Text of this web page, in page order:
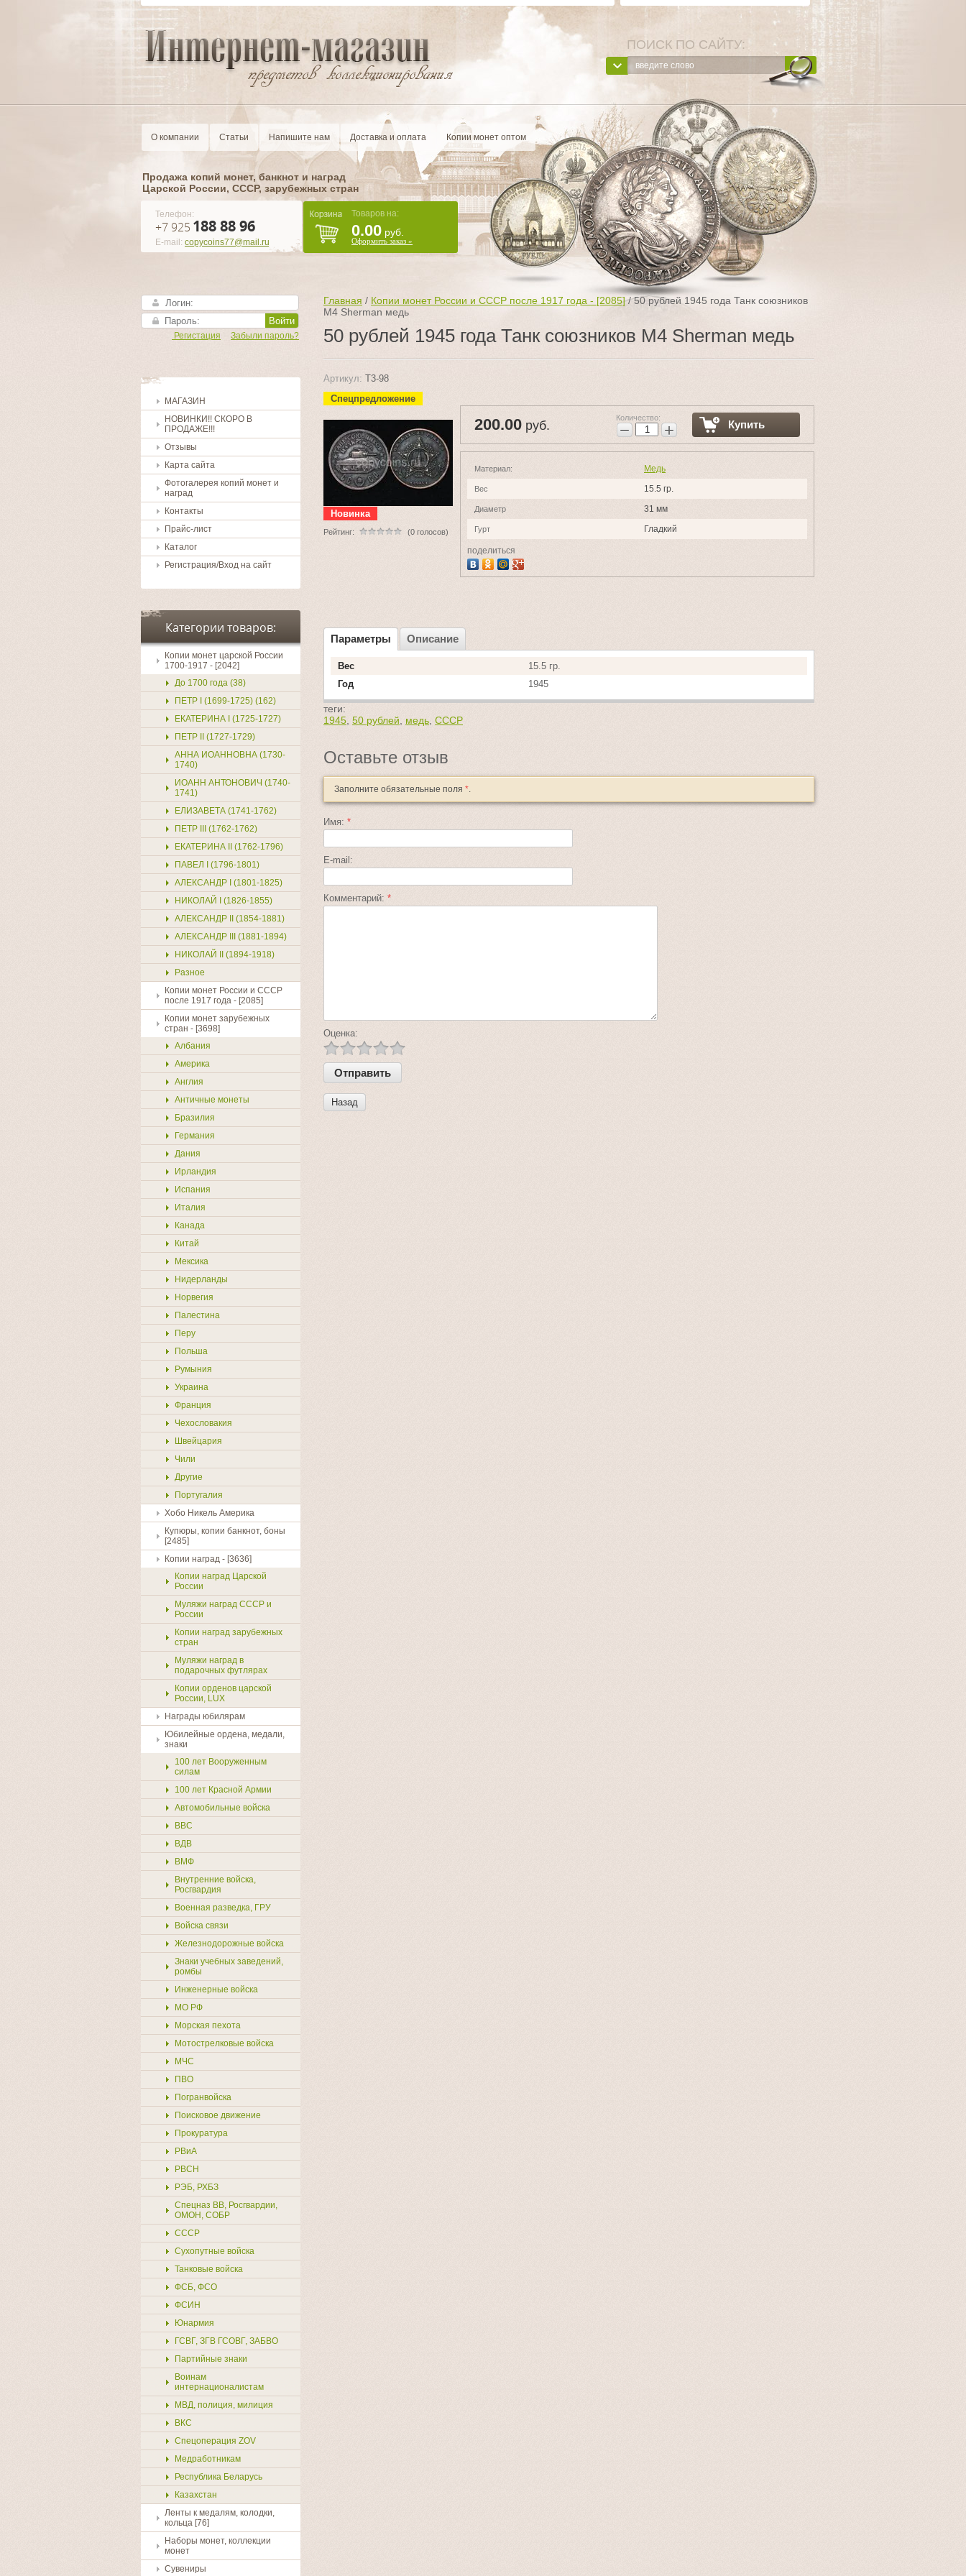
О компании Статьи Напишите нам Доставка и оплата Копии монет оптом
Продажа копий монет, банкнот и наград
Царской России, CCCР, зарубежных стран
ПОИСК ПО САЙТУ:
Телефон:
+7 925 188 88 96
E-mail: copycoins77@mail.ru
Товаров на:
0.00 руб.
Оформить заказ »
Войти
Забыли пароль?
Регистация
МАГАЗИН
НОВИНКИ!! СКОРО В
ПРОДАЖЕ!!!
Отзывы
Карта сайта
Фотогалерея копий монет и
наград
Контакты
Прайс-лист
Каталог
Регистрация/Вход на сайт
Категории товаров:
Копии монет царской России
1700-1917 - [2042]
До 1700 года (38)
ПЕТР I (1699-1725) (162)
ЕКАТЕРИНА I (1725-1727)
ПЕТР II (1727-1729)
АННА ИОАННОВНА (1730-
1740)
ИОАНН АНТОНОВИЧ (1740-
1741)
ЕЛИЗАВЕТА (1741-1762)
ПЕТР III (1762-1762)
ЕКАТЕРИНА II (1762-1796)
ПАВЕЛ I (1796-1801)
АЛЕКСАНДР I (1801-1825)
НИКОЛАЙ I (1826-1855)
АЛЕКСАНДР II (1854-1881)
АЛЕКСАНДР III (1881-1894)
НИКОЛАЙ II (1894-1918)
Разное
Копии монет России и СССР
после 1917 года - [2085]
Копии монет зарубежных
стран - [3698]
Албания
Америка
Англия
Античные монеты
Бразилия
Германия
Дания
Ирландия
Испания
Италия
Канада
Китай
Мексика
Нидерланды
Норвегия
Палестина
Перу
Польша
Румыния
Украина
Франция
Чехословакия
Швейцария
Чили
Другие
Португалия
Хобо Никель Америка
Купюры, копии банкнот, боны
[2485]
Копии наград - [3636]
Копии наград Царской
России
Муляжи наград СССР и
России
Копии наград зарубежных
стран
Муляжи наград в
подарочных футлярах
Копии орденов царской
России, LUX
Награды юбилярам
Юбилейные ордена, медали,
знаки
100 лет Вооруженным
силам
100 лет Красной Армии
Автомобильные войска
ВВС
ВДВ
ВМФ
Внутренние войска,
Росгвардия
Военная разведка, ГРУ
Войска связи
Железнодорожные войска
Знаки учебных заведений,
ромбы
Инженерные войска
МО РФ
Морская пехота
Мотострелковые войска
МЧС
ПВО
Погранвойска
Поисковое движение
Прокуратура
РВиА
РВСН
РЭБ, РХБЗ
Спецназ ВВ, Росгвардии,
ОМОН, СОБР
СССР
Сухопутные войска
Танковые войска
ФСБ, ФСО
ФСИН
Юнармия
ГСВГ, ЗГВ ГСОВГ, ЗАБВО
Партийные знаки
Воинам
интернационалистам
МВД, полиция, милиция
ВКС
Спецоперация ZOV
Медработникам
Республика Беларусь
Казахстан
Ленты к медалям, колодки,
кольца [76]
Наборы монет, коллекции
монет
Сувениры
Главная / Копии монет России и СССР после 1917 года - [2085]/50 рублей 1945 года Танк союзников
М4 Sherman медь
50 рублей 1945 года Танк союзников М4 Sherman медь
Артикул: Т3-98
Спецпредложение
Новинка
Рейтинг: (0 голосов)
200.00 руб.
Количество:
− + Купить
Материал: Медь
Вес 15.5 гр.
Диаметр 31 мм
Гурт Гладкий
поделиться
Параметры Описание
Вес
15.5 гр.
Год
1945
теги:
1945 50 рублей медь СССР
Оставьте отзыв
Заполните обязательные поля *.
Имя: *
E-mail:
Комментарий: *
Оценка:
Назад